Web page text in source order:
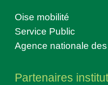
Oise mobilité
Service Public
Agence nationale
Partenaires